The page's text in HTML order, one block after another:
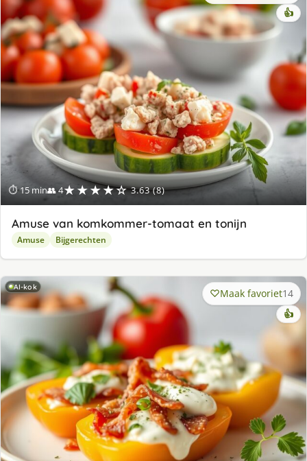
⏱ 15 min👥 4★★★★☆ 3.63 (8)
👍
Amuse van komkommer-tomaat en tonijn
Amuse Bijgerechten
AI-kok Maak favoriet14
👍